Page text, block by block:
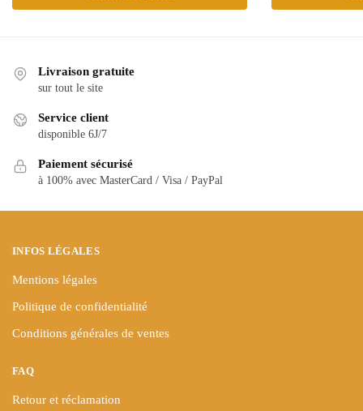
produit
variations.
peuvent
choisies
page
Livraison gratuite
sur tout le site
Service client
disponible 6J/7
Paiement sécurisé
à 100% avec MasterCard / Visa / PayPal
INFOS LÉGALES
Mentions légales
Politique de confidentialité
Conditions générales de ventes
FAQ
Retour et réclamation